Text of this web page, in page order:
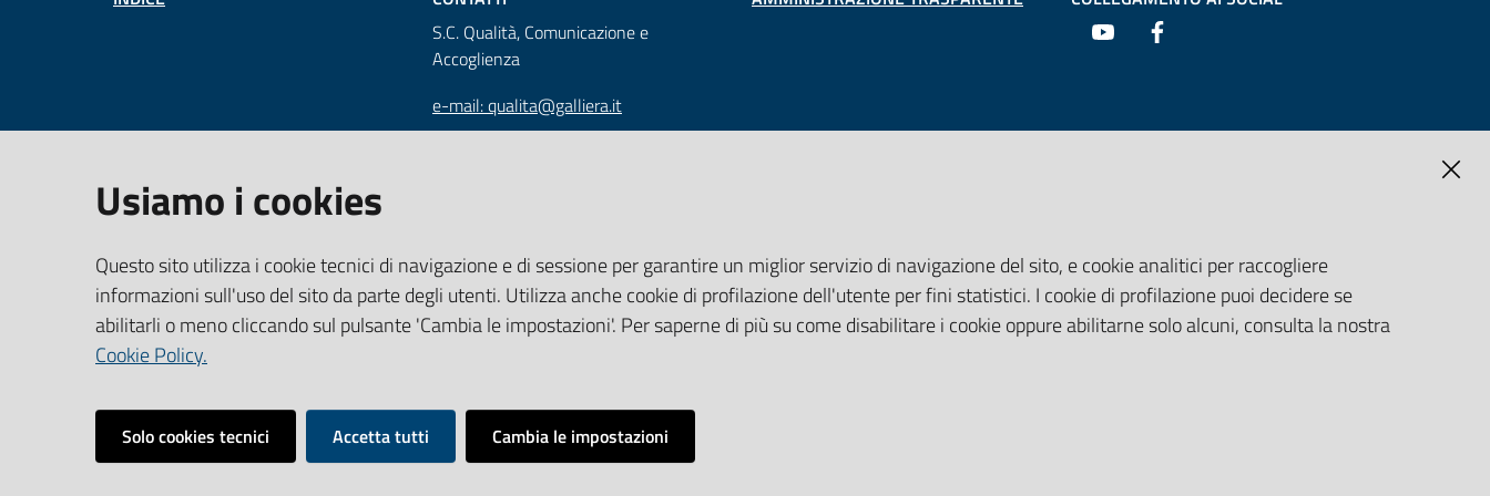
S.C. Qualità, Comunicazione e
Accoglienza
e-mail: qualita@galliera.it
Tel. +39 010 56321 CF e P.IVA:
00557720109
Youtube
Vai alla pagina
Usiamo i cookies
Questo sito utilizza i cookie tecnici di navigazione e di sessione per garantire un miglior servizio di navigazione del sito, e cookie analitici per raccogliere
informazioni sull'uso del sito da parte degli utenti. Utilizza anche cookie di profilazione dell'utente per fini statistici. I cookie di profilazione puoi decidere se
abilitarli o meno cliccando sul pulsante 'Cambia le impostazioni'. Per saperne di più su come disabilitare i cookie oppure abilitarne solo alcuni, consulta la nostra
Cookie Policy.
Solo cookies tecnici Accetta tutti Cambia le impostazioni